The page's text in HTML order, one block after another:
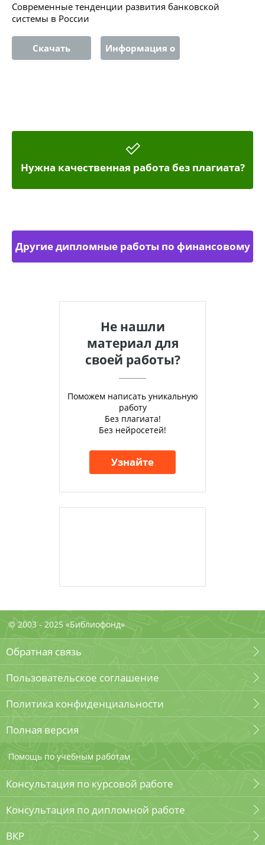
Современные тенденции развития банковской
системы в России
Скачать
Информация о
Нужна качественная работа без плагиата?
Другие дипломные работы по финансовому
Не нашли
материал для
своей работы?
Поможем написать уникальную
работу
Без плагиата!
Без нейросетей!
Узнайте
© 2003 - 2025 «Библиофонд»
Обратная связь
Пользовательское соглашение
Политика конфиденциальности
Полная версия
Помощь по учебным работам
Консультация по курсовой работе
Консультация по дипломной работе
ВКР